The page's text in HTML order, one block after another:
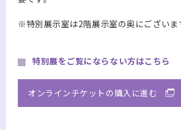
※特別展示室は2階展示室の奥にございま
特別展をご覧にならない方はこちら
オンラインチケットの購入に進む